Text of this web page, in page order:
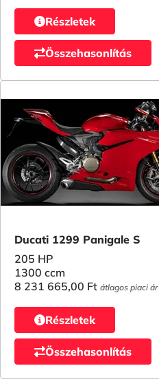
Részletek
Összehasonlítás
Ducati 1299 Panigale S
205 HP
1300 ccm
8 231 665,00 Ft átlagos piaci ár
Részletek
Összehasonlítás